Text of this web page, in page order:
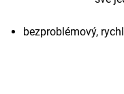
bezproblémový,